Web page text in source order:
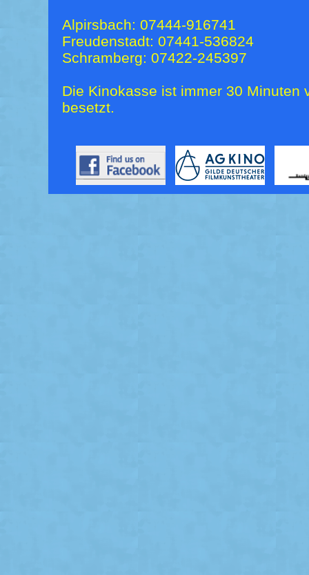
Alpirsbach: 07444-916741
Freudenstadt: 07441-536824
Schramberg: 07422-245397
Die Kinokasse ist immer 30 Minuten
besetzt.